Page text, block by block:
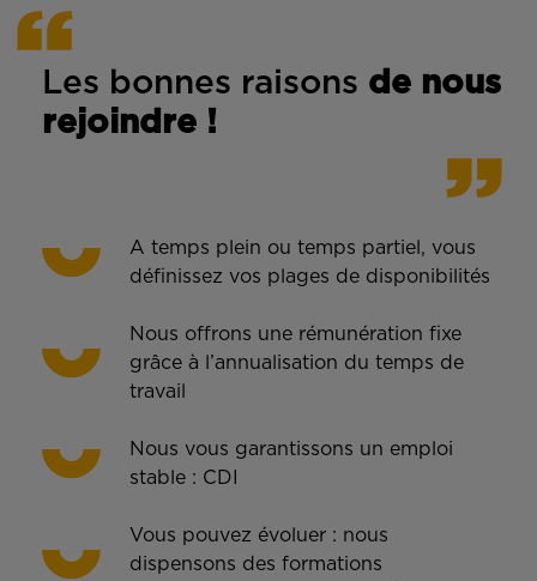
Les bonnes raisons de nous
rejoindre !
A temps plein ou temps partiel, vous
définissez vos plages de disponibilités
Nous offrons une rémunération fixe
grâce à l’annualisation du temps de
travail
Nous vous garantissons un emploi
stable : CDI
Vous pouvez évoluer : nous
dispensons des formations